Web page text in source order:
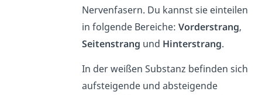
Nervenfasern. Du kannst sie einteilen
in folgende Bereiche: Vorderstrang,
Seitenstrang und Hinterstrang.
In der weißen Substanz befinden sich
aufsteigende und absteigende